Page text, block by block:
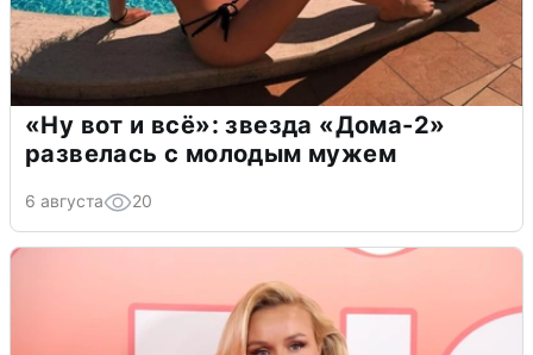
«Ну вот и всё»: звезда «Дома-2»
развелась с молодым мужем
6 августа 20